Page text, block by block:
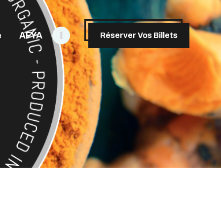
AFYA Réserver Vos Billets